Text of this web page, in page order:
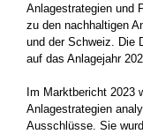
Anlagestrategien und
zu den nachhaltigen
und der Schweiz. Die
auf das Anlagejahr
Im Marktbericht 2023
Anlagestrategien
Ausschlüsse. Sie